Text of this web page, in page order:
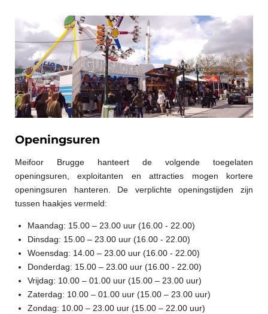
Openingsuren
Meifoor Brugge hanteert de volgende toegelaten
openingsuren, exploitanten en attracties mogen kortere
openingsuren hanteren. De verplichte openingstijden zijn
tussen haakjes vermeld:
Maandag: 15.00 – 23.00 uur (16.00 - 22.00)
Dinsdag: 15.00 – 23.00 uur (16.00 - 22.00)
Woensdag: 14.00 – 23.00 uur (16.00 - 22.00)
Donderdag: 15.00 – 23.00 uur (16.00 - 22.00)
Vrijdag: 10.00 – 01.00 uur (15.00 – 23.00 uur)
Zaterdag: 10.00 – 01.00 uur (15.00 – 23.00 uur)
Zondag: 10.00 – 23.00 uur (15.00 – 22.00 uur)